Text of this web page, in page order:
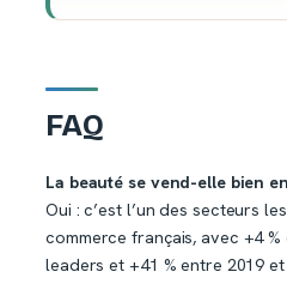
FAQ
La beauté se vend-elle bien
Oui : c’est l’un des secteurs
commerce français, avec +4
leaders et +41 % entre 2019 et